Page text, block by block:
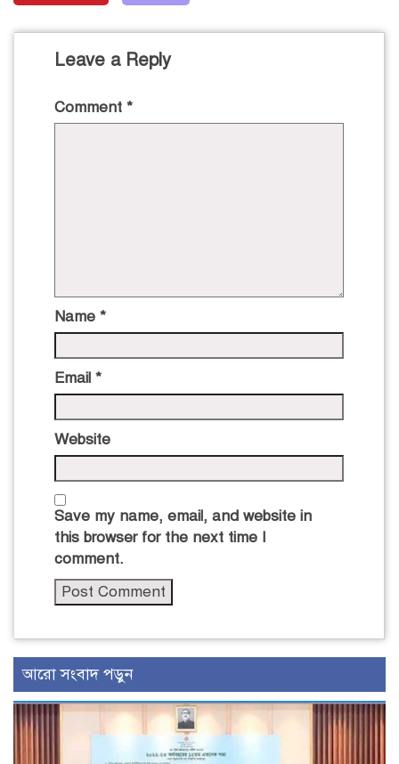
Leave a Reply
Comment *
Name *
Email *
Website
Save my name, email, and website in
this browser for the next time I
comment.
আরো সংবাদ পড়ুন